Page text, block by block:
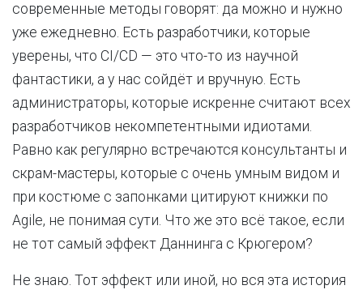
современные методы говорят: да можно и нужно
уже ежедневно. Есть разработчики, которые
уверены, что CI/CD — это что-то из научной
фантастики, а у нас сойдёт и вручную. Есть
администраторы, которые искренне считают всех
разработчиков некомпетентными идиотами.
Равно как регулярно встречаются консультанты и
скрам-мастеры, которые с очень умным видом и
при костюме с запонками цитируют книжки по
Agile, не понимая сути. Что же это всё такое, если
не тот самый эффект Даннинга с Крюгером?
Не знаю. Тот эффект или иной, но вся эта история